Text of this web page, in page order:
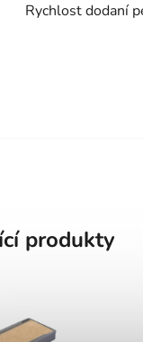
Rychlost dodaní
produkty